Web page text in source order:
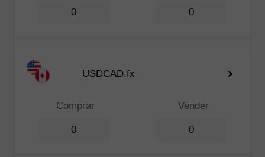
0 0
USDCAD.fx
Comprar Vender
0 0